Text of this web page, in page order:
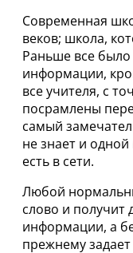
Современная
веков; школа,
Раньше все
информации,
все учителя, с
посрамлены
самый
не знает и
есть в сети.
Любой
слово и получит
информации, а
прежнему